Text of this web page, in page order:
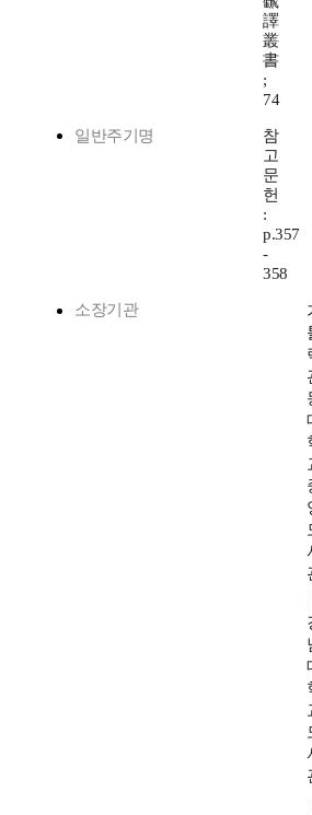
譯
叢
書
;
74
일반주기명
참
고
문
헌
:
p.357
-
358
소장기관